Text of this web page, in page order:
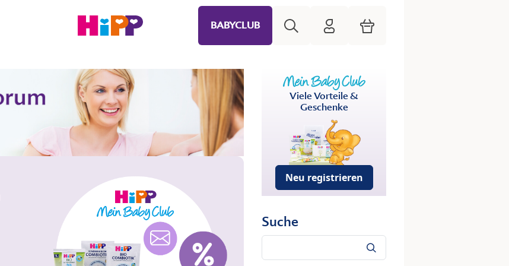
BABYCLUB HiPP Mein Babyclub
Warenkorb
Viele Vorteile &
Geschenke
Neu registrieren
Suche